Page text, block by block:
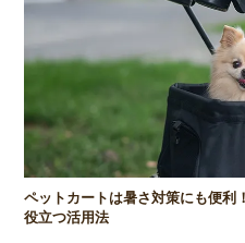
ペットカートは暑さ対策にも便利
役立つ活用法